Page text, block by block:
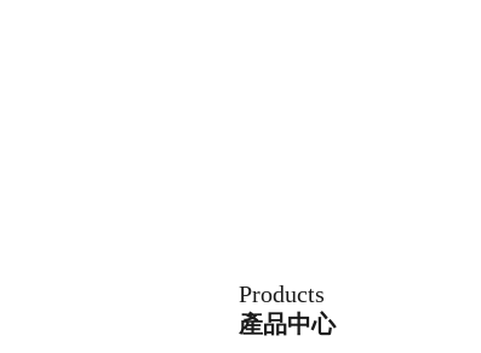
揚州志力電氣科技有限公司/揚州高壓測試儀
Products
產品中心